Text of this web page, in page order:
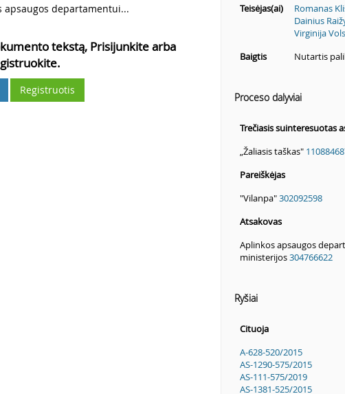
apsaugos departamentui...
tekstą, Prisijunkite arba
Registruotis
Teisėjas(ai)
Romanas
Dainius
Virginija
Baigtis
Nutartis
Proceso dalyviai
Trečiasis suinteresuotas
„Žaliasis taškas"
Pareiškėjas
"Vilanpa"302092598
Atsakovas
Aplinkos apsaugos
ministerijos304766622
Ryšiai
Cituoja
A-628-520/2015
AS-1290-575/2015
AS-111-575/2019
AS-1381-525/2015